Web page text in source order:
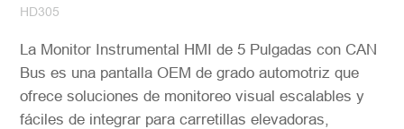
HD305
La Monitor Instrumental HMI de 5 Pulgadas con CAN
Bus es una pantalla OEM de grado automotriz que
ofrece soluciones de monitoreo visual escalables y
fáciles de integrar para carretillas elevadoras,